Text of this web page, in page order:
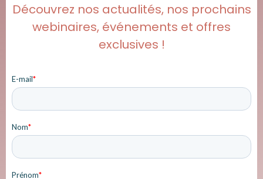
Découvrez nos actualités, nos prochains
webinaires, événements et offres
exclusives !